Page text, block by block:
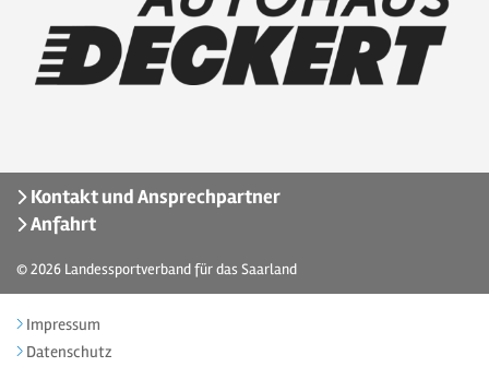
Kontakt und Ansprechpartner
Anfahrt
© 2026 Landessportverband für das Saarland
Impressum
Datenschutz